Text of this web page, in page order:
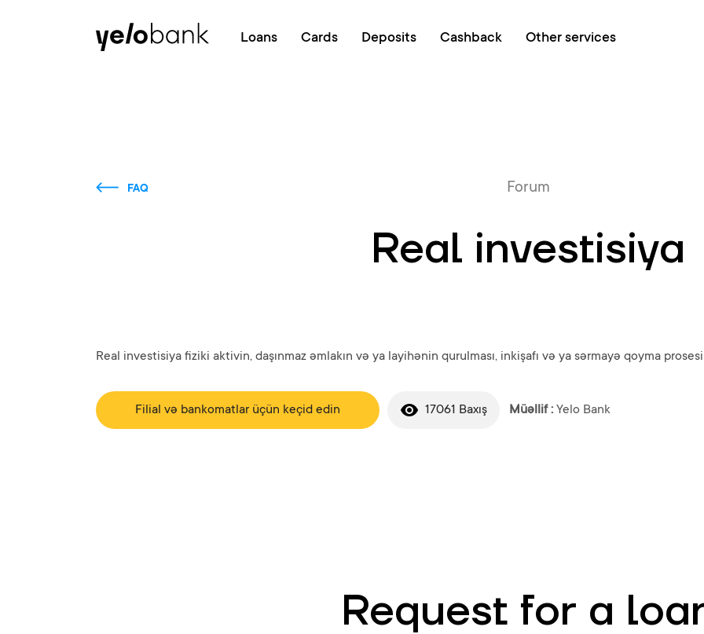
Loans Cards Deposits Cashback Other services
FAQ Forum
Real investisiya
Real investisiya fiziki aktivin, daşınmaz əmlakın və ya layihənin qurulması, inkişafı və ya sərmayə qoyma
Filial və bankomatlar üçün keçid edin 17061 Baxış Müəllif : Yelo Bank
Request for a